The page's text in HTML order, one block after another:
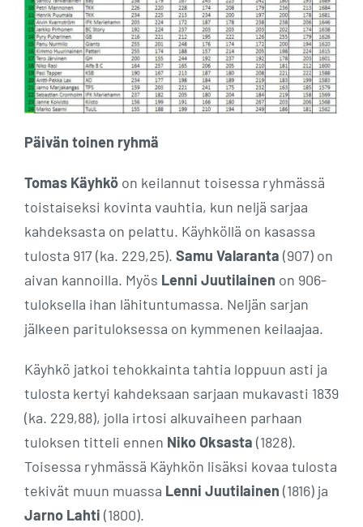
Päivän toinen ryhmä
Tomas Käyhkö on keilannut toisessa ryhmässä
toistaiseksi kovinta vauhtia, kun neljä sarjaa
kahdeksasta on pelattu. Käyhköllä on kasassa
tulosta 917 (ka. 229,25). Samu Valaranta (907) on
aivan kannoilla. Myös Lenni Juutilainen on 906-
tuloksella ihan lähituntumassa. Neljän sarjan
jälkeen parituloksessa on kymmenen keilaajaa.
Käyhkö jatkoi tehokkainta tahtia loppuun asti ja
tulosta kertyi kahdeksaan sarjaan mukavasti 1839
(ka. 229,88), jolla irtosi alkuvaiheen parhaan
tuloksen titteli ennen Niko Oksasta (1828).
Toisessa ryhmässä Käyhkön lisäksi kovaa tulosta
tekivät muun muassa Lenni Juutilainen (1816) ja
Jarno Lahti (1800).